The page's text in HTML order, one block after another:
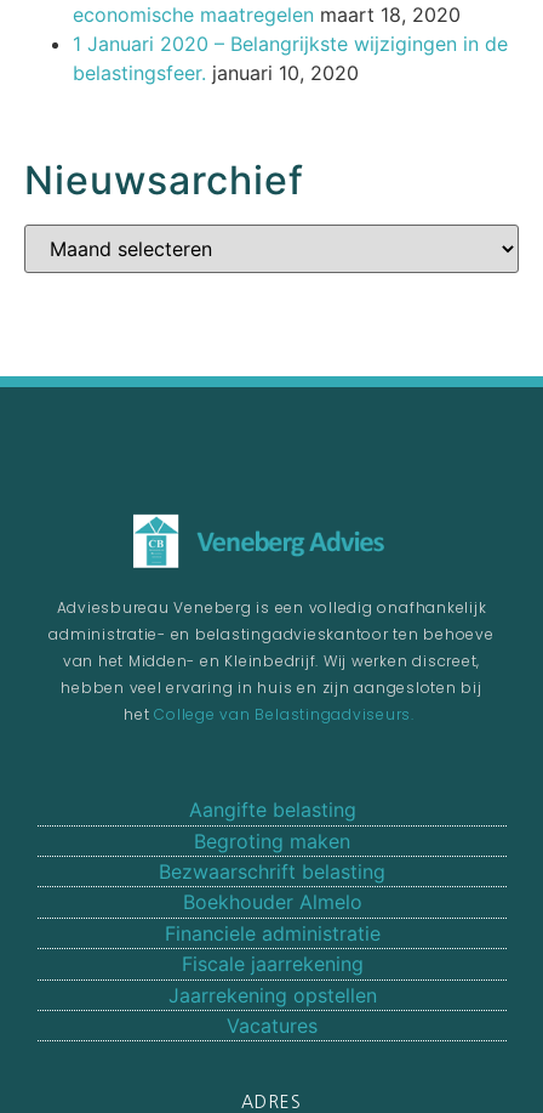
economische maatregelen maart 18, 2020
1 Januari 2020 – Belangrijkste wijzigingen in de
belastingsfeer. januari 10, 2020
Nieuwsarchief
Adviesbureau Veneberg is een volledig onafhankelijk
administratie- en belastingadvieskantoor ten behoeve
van het Midden- en Kleinbedrijf. Wij werken discreet,
hebben veel ervaring in huis en zijn aangesloten bij
hetCollege van Belastingadviseurs.
Aangifte belasting
Begroting maken
Bezwaarschrift belasting
Boekhouder Almelo
Financiele administratie
Fiscale jaarrekening
Jaarrekening opstellen
Vacatures
ADRES